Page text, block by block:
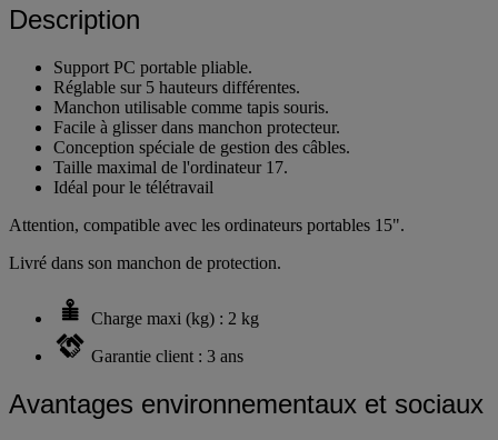
Description
Support PC portable pliable.
Réglable sur 5 hauteurs différentes.
Manchon utilisable comme tapis souris.
Facile à glisser dans manchon protecteur.
Conception spéciale de gestion des câbles.
Taille maximal de l'ordinateur 17.
Idéal pour le télétravail
Attention, compatible avec les ordinateurs portables 15".
Livré dans son manchon de protection.
Charge maxi (kg) : 2 kg
Garantie client : 3 ans
Avantages environnementaux et sociaux